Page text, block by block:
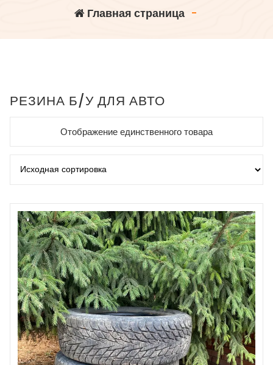
Главная страница-
РЕЗИНА Б/У ДЛЯ АВТО
Отображение единственного товара